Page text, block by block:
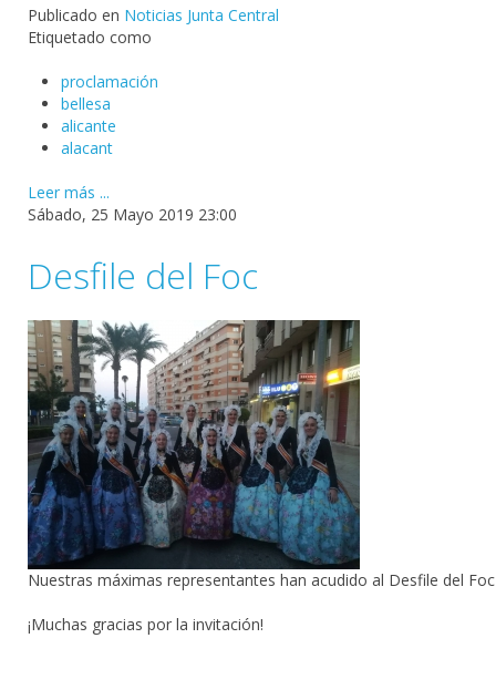
Publicado en Noticias Junta Central
Etiquetado como
proclamación
bellesa
alicante
alacant
Leer más ...
Sábado, 25 Mayo 2019 23:00
Desfile del Foc
Nuestras máximas representantes han acudido al Desfile del
¡Muchas gracias por la invitación!